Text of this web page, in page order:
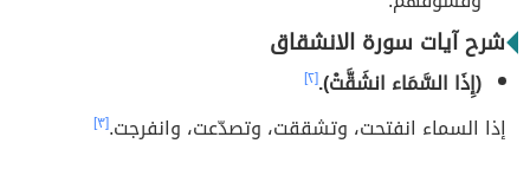
شرح آيات سورة الانشقاق
(إِذَا السَّمَاء انشَقَّتْ).[٢]
إذا السماء انفتحت، وتشققت، وتصدّعت، وانفرجت.[٣]